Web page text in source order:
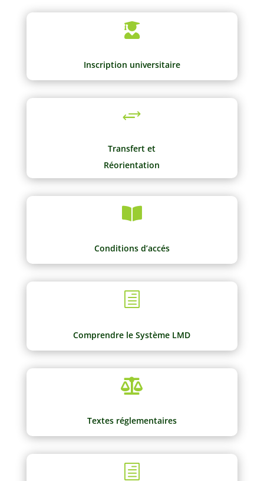

Inscription universitaire
+
Transfert et
Réorientation

Conditions d’accés
h
Comprendre le Système LMD

Textes réglementaires
h